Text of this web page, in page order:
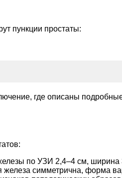
пункции простаты:
где описаны
по УЗИ 2,4–4 см,
симметрична, форма